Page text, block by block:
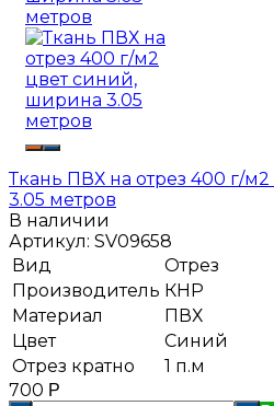
Ткань ПВХ на отрез 400 г/
3.05 метров
В наличии
Артикул: SV09658
Вид
Отрез
Производитель КНР
Материал
ПВХ
Цвет
Синий
Отрез кратно
1 п.м
700 Р